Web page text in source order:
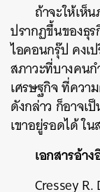
ถ้าจะให้เห็
ปรากฏขึ้นของธุ
ไอคอนกรุ๊ป คงเ
สภาวะที่บางคนก
เศรษฐกิจ ที่ควา
ดังกล่าว ก็อาจเ
เขาอยู่รอดได้ ใ
เอกสารอ้าง
Cressey R.